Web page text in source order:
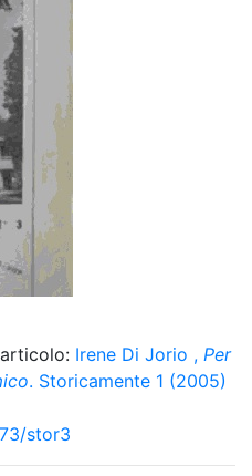
Irene Di Jorio , Per
. Storicamente 1 (2005)
stor3